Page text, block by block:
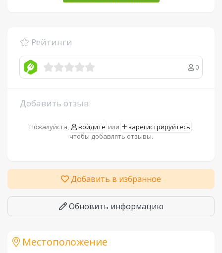
Рейтинги
0
Добавить отзыв
Пожалуйста, войдите или зарегистрируйтесь ,
чтобы добавлять отзывы.
Добавить в избранное
Обновить информацию
Местоположение